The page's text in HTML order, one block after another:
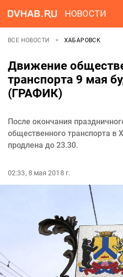
НОВОСТИ
ВСЕ НОВОСТИ ХАБАРОВСК
Движение
транспорта 9 мая
(ГРАФИК)
После окончания
общественного транспорта в
продлена до 23.30.
02:33, 8 мая 2018 г.